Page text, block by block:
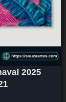
2025